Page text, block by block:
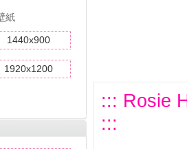
紙
1440x900
1920x1200
::: Rosie
:::